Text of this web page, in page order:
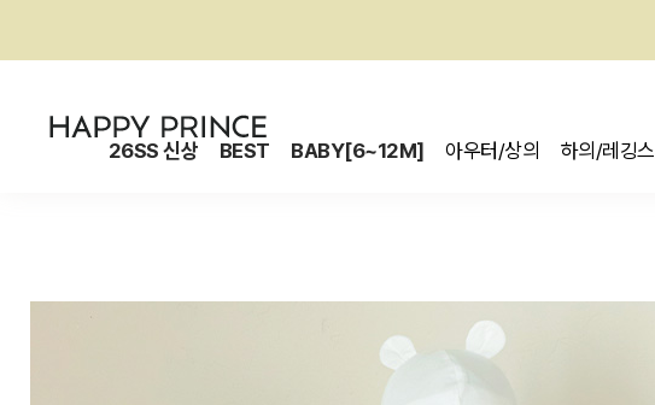
26SS 신상 BEST BABY[6~12M] 아우터/상의 하의/레깅스